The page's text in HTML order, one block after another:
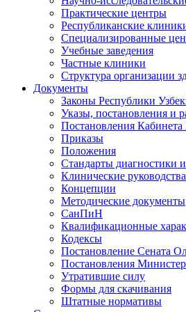
Практические центры
Республиканские
Специализированные
Учебные заведения
Частные клиники
Структура организации
Документы
Законы Республики
Указы, постановления и
Постановления
Приказы
Положения
Стандарты диагностики
Клинические руководства
Концепции
Методические документы
СанПиН
Квалификационные
Кодексы
Постановление Сената
Постановления
Утратившие силу
Формы для скачивания
Штатные нормативы